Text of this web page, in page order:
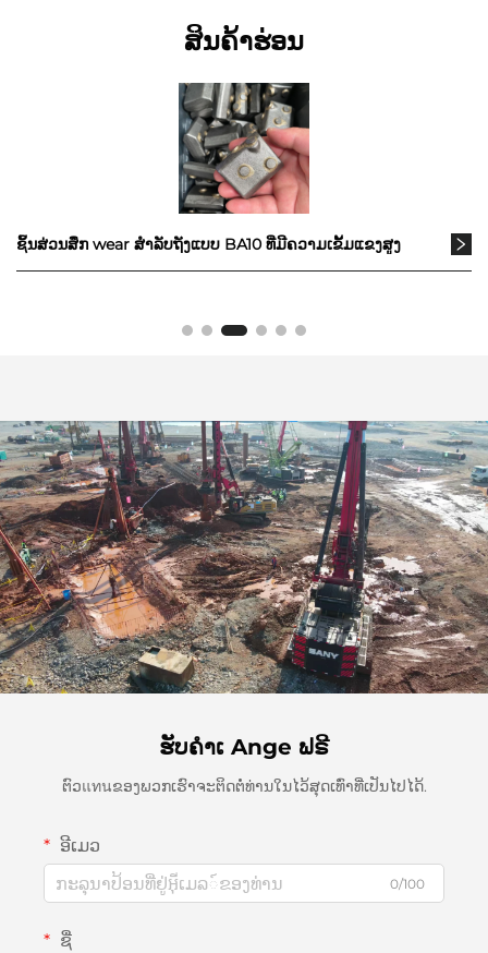
ສິນຄ້າຮ່ອນ
ຊິ້ນສ່ວນສຶກ wear ສໍາລັບຖັງແບບ BA10 ທີ່ມີຄວາມເຂັ້ມແຂງສູງ
ຮັບຄຳເ Ange ຟຣີ
ຕົວแทนຂອງພວກເຮົາຈະຕິດຕໍ່ທ່ານໃນໄວ້ສຸດເທົ່າທີ່ເປັນໄປໄດ້.
ອີເມວ
0/100
ຊື່